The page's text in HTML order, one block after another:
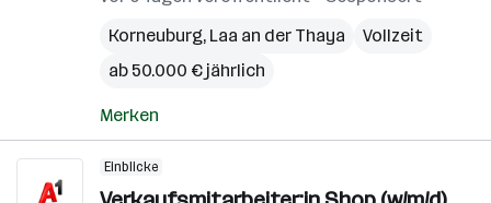
Korneuburg, Laa an der Thaya
Vollzeit
ab 50.000 € jährlich
Merken
Einblicke